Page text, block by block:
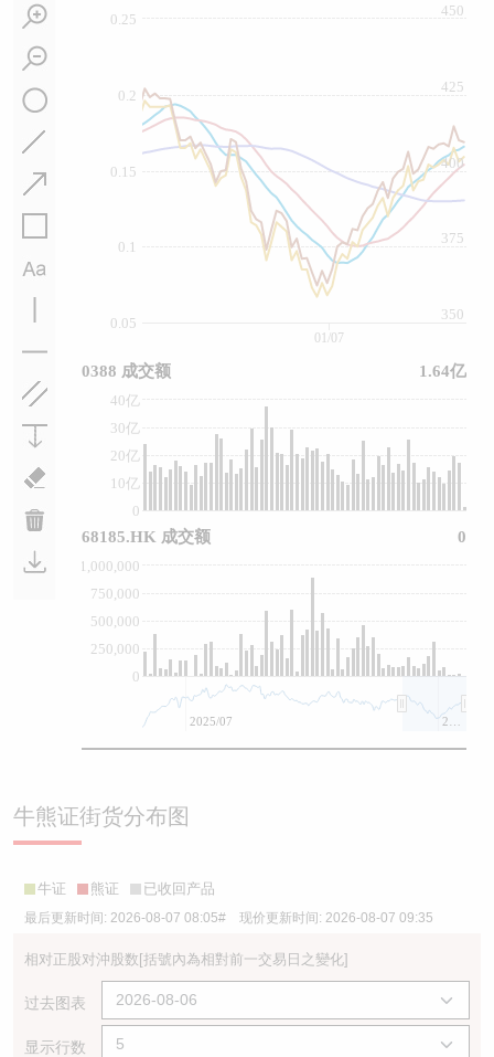
0.05
0.1
0.15
0.2
0.25
350
400
450
375
425
0
20亿
40亿
10亿
30亿
0
250,000
500,000
750,000
1,000,000
01/07
2025/07
0388 成交额 1.64亿
68185.HK 成交额 0
牛熊证街货分布图
牛证 熊证 已收回产品
最后更新时间: 2026-08-07 08:05# 现价更新时间: 2026-08-07 09:35
相对正股对沖股数[括號內為相對前一交易日之變化]
过去图表
显示行数